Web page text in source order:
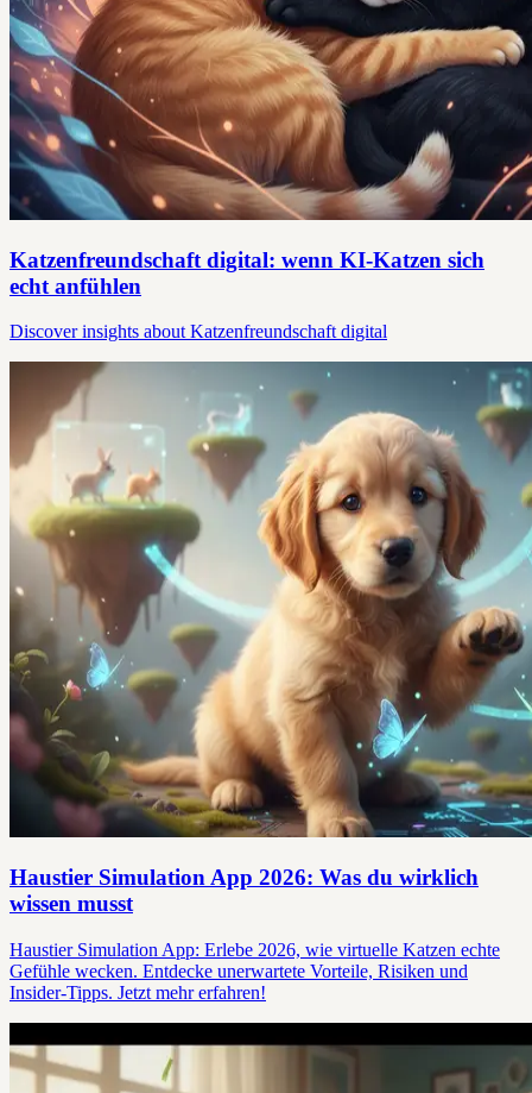
Katzenfreundschaft digital: wenn KI-Katzen sich
echt anfühlen
Discover insights about Katzenfreundschaft digital
Haustier Simulation App 2026: Was du wirklich
wissen musst
Haustier Simulation App: Erlebe 2026, wie virtuelle Katzen echte
Gefühle wecken. Entdecke unerwartete Vorteile, Risiken und
Insider-Tipps. Jetzt mehr erfahren!